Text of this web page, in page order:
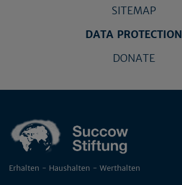
SITEMAP
DATA PROTECTION
DONATE
Erhalten - Haushalten - Werthalten